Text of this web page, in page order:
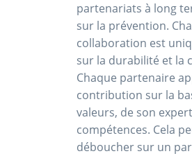
partenariats à long
sur la prévention.
collaboration est
sur la durabilité et la
Chaque partenaire
contribution sur la
valeurs, de son
compétences. Cela
déboucher sur un